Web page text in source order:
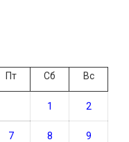
Пт Сб Вс
1 2
7 8 9